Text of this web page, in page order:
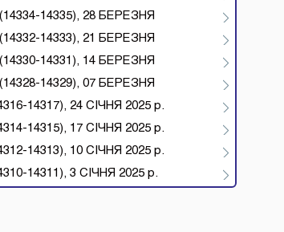
14335), 28 БЕРЕЗНЯ
14333), 21 БЕРЕЗНЯ
14331), 14 БЕРЕЗНЯ
14329), 07 БЕРЕЗНЯ
14317), 24 СІЧНЯ 2025 р.
14315), 17 СІЧНЯ 2025 р.
14313), 10 СІЧНЯ 2025 р.
14311), 3 СІЧНЯ 2025 р.